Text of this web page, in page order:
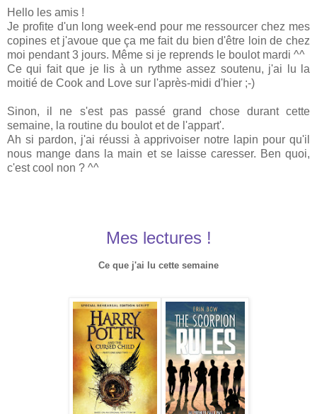
Hello les amis !
Je profite d'un long week-end pour me ressourcer chez mes
copines et j'avoue que ça me fait du bien d'être loin de chez
moi pendant 3 jours. Même si je reprends le boulot mardi ^^
Ce qui fait que je lis à un rythme assez soutenu, j'ai lu la
moitié de Cook and Love sur l'après-midi d'hier ;-)
Sinon, il ne s'est pas passé grand chose durant cette
semaine, la routine du boulot et de l'appart'.
Ah si pardon, j'ai réussi à apprivoiser notre lapin pour qu'il
nous mange dans la main et se laisse caresser. Ben quoi,
c'est cool non ? ^^
Mes lectures !
Ce que j'ai lu cette semaine